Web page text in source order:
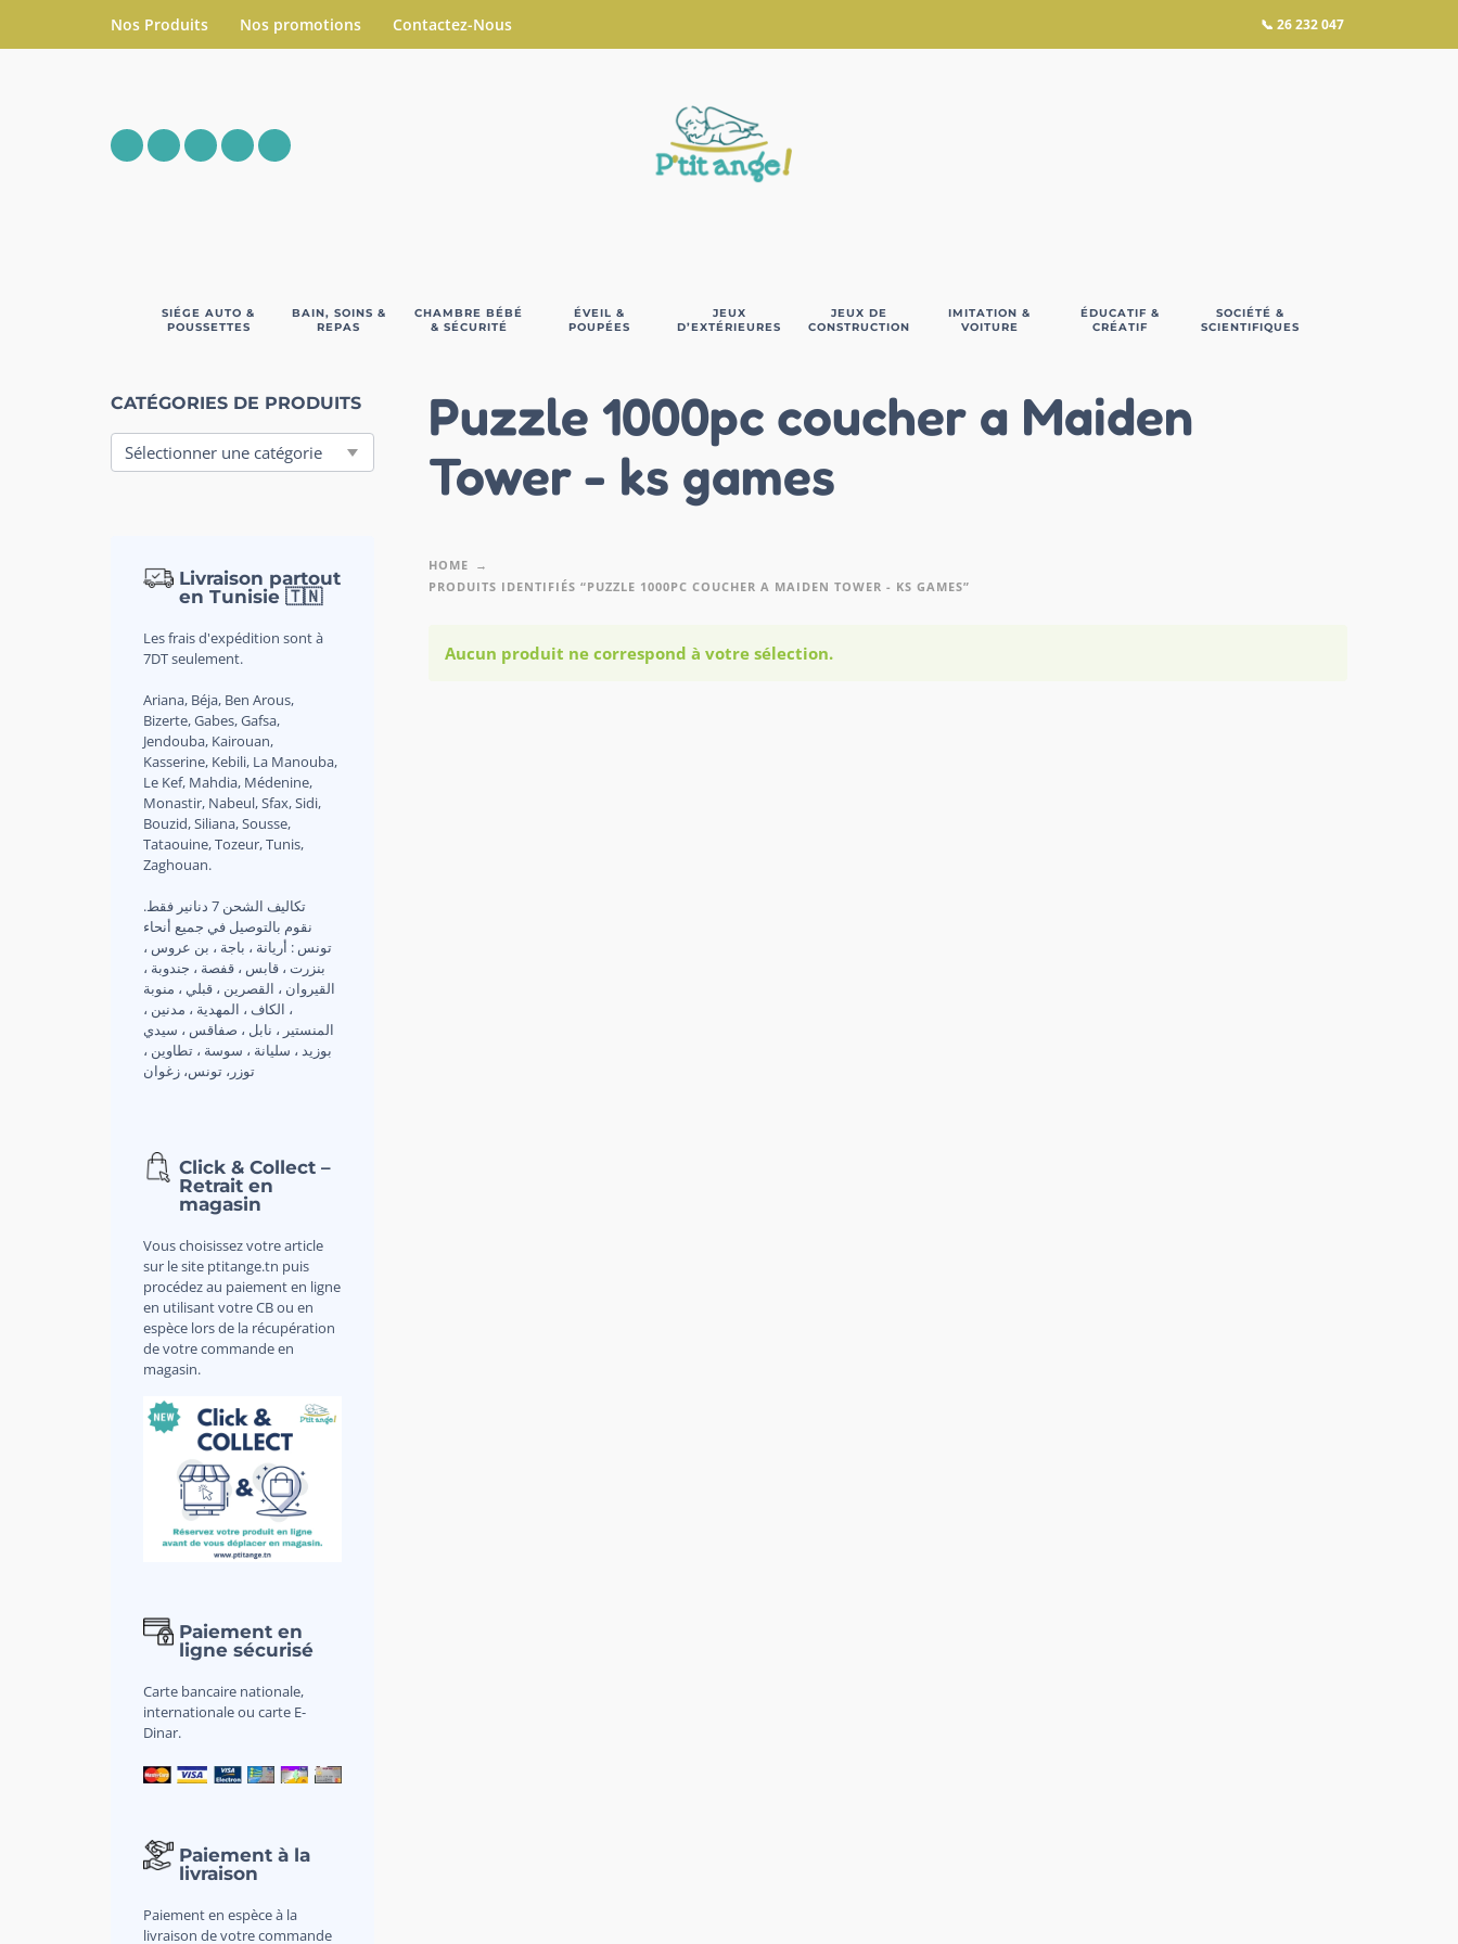
Nos Produits Nos promotions Contactez-Nous 📞 26 232 047
SIÉGE AUTO &
POUSSETTES
BAIN, SOINS &
REPAS
CHAMBRE BÉBÉ
& SÉCURITÉ
ÉVEIL &
POUPÉES
JEUX
D’EXTÉRIEURES
JEUX DE
CONSTRUCTION
IMITATION &
VOITURE
ÉDUCATIF &
CRÉATIF
SOCIÉTÉ &
SCIENTIFIQUES
CATÉGORIES DE PRODUITS
Livraison partout
en Tunisie 🇹🇳
Les frais d'expédition sont à
7DT seulement.
Ariana, Béja, Ben Arous,
Bizerte, Gabes, Gafsa,
Jendouba, Kairouan,
Kasserine, Kebili, La Manouba,
Le Kef, Mahdia, Médenine,
Monastir, Nabeul, Sfax, Sidi,
Bouzid, Siliana, Sousse,
Tataouine, Tozeur, Tunis,
Zaghouan.
.تكاليف الشحن 7 دنانير فقط
نقوم بالتوصيل في جميع أنحاء
تونس : أريانة ، باجة ، بن عروس ،
بنزرت ، قابس ، قفصة ، جندوبة ،
القيروان ، القصرين ، قبلي ، منوبة
، الكاف ، المهدية ، مدنين ،
المنستير ، نابل ، صفاقس ، سيدي
بوزيد ، سليانة ، سوسة ، تطاوين ،
توزر، تونس، زغوان
Click & Collect –
Retrait en
magasin
Vous choisissez votre article
sur le site ptitange.tn puis
procédez au paiement en ligne
en utilisant votre CB ou en
espèce lors de la récupération
de votre commande en
magasin.
Paiement en
ligne sécurisé
Carte bancaire nationale,
internationale ou carte E-
Dinar.
Paiement à la
livraison
Paiement en espèce à la
livraison de votre commande
Puzzle 1000pc coucher a Maiden
Tower - ks games
HOME
PRODUITS IDENTIFIÉS “PUZZLE 1000PC COUCHER A MAIDEN TOWER - KS GAMES”
Aucun produit ne correspond à votre sélection.